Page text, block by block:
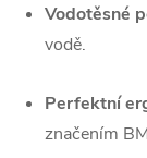
Vodotěsné
vodě.
Perfektní
značením